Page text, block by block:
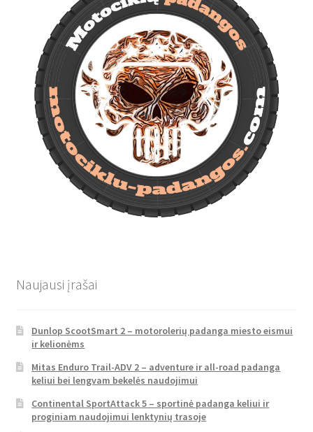
Naujausi įrašai
Dunlop ScootSmart 2 – motorolerių padanga miesto eismui
ir kelionėms
Mitas Enduro Trail-ADV 2 – adventure ir all-road padanga
keliui bei lengvam bekelės naudojimui
Continental SportAttack 5 – sportinė padanga keliui ir
proginiam naudojimui lenktynių trasoje